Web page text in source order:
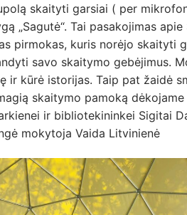
skaityti garsiai ( per
„Sagutė“. Tai pasakojimas
pirmokas, kuris norėjo skaityti
savo skaitymo gebėjimus.
ir kūrė istorijas. Taip pat žaidė
skaitymo pamoką
ir bibliotekininkei Sigitai
mokytoja Vaida Litvinienė